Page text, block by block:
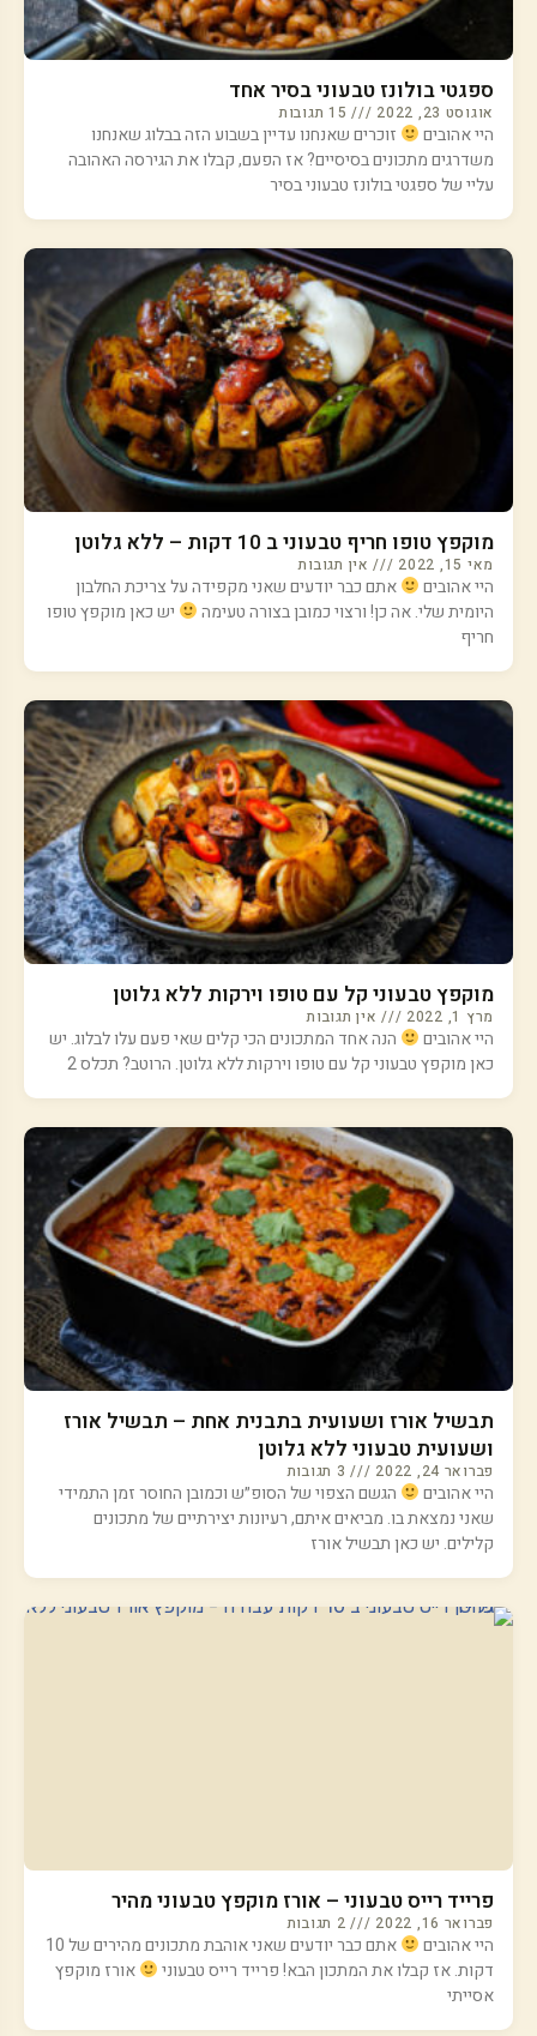
ספגטי בולונז טבעוני בסיר אחד
אוגוסט 23, 2022 15 תגובות
היי אהובים
זוכרים שאנחנו עדיין בשבוע הזה בבלוג שאנחנו
משדרגים מתכונים בסיסיים? אז הפעם, קבלו את הגירסה האהובה
עליי של ספגטי בולונז טבעוני בסיר
מוקפץ טופו חריף טבעוני ב 10 דקות – ללא גלוטן
מאי 15, 2022 אין תגובות
היי אהובים
אתם כבר יודעים שאני מקפידה על צריכת החלבון
היומית שלי. אה כן! ורצוי כמובן בצורה טעימה
יש כאן מוקפץ טופו
חריף
מוקפץ טבעוני קל עם טופו וירקות ללא גלוטן
מרץ 1, 2022 אין תגובות
היי אהובים
הנה אחד המתכונים הכי קלים שאי פעם עלו לבלוג. יש
כאן מוקפץ טבעוני קל עם טופו וירקות ללא גלוטן. הרוטב? תכלס 2
תבשיל אורז ושעועית בתבנית אחת – תבשיל אורז
ושעועית טבעוני ללא גלוטן
פברואר 24, 2022 3 תגובות
היי אהובים
הגשם הצפוי של הסופ״ש וכמובן החוסר זמן התמידי
שאני נמצאת בו. מביאים איתם, רעיונות יצירתיים של מתכונים
קלילים. יש כאן תבשיל אורז
פרייד רייס טבעוני – אורז מוקפץ טבעוני מהיר
פברואר 16, 2022 2 תגובות
היי אהובים
אתם כבר יודעים שאני אוהבת מתכונים מהירים של 10
דקות. אז קבלו את המתכון הבא! פרייד רייס טבעוני
אורז מוקפץ
אסייתי